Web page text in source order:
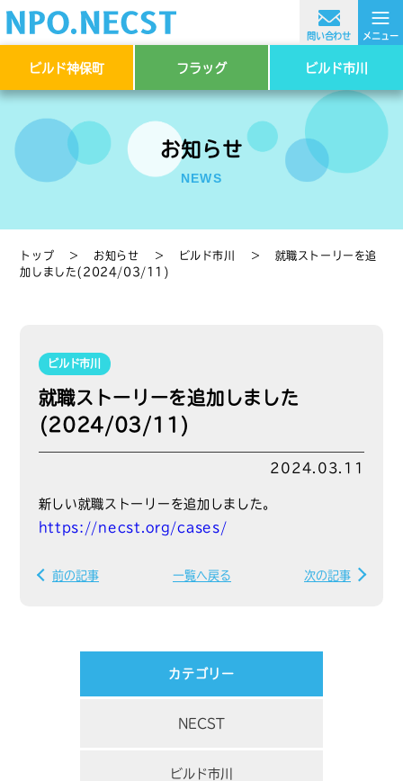
≡
メニュー
問い合わせ
ビルド神保町 フラッグ ビルド市川
お知らせ
NEWS
トップ ＞ お知らせ ＞ ビルド市川 ＞ 就職ストーリーを追
加しました(2024/03/11)
ビルド市川
就職ストーリーを追加しました
(2024/03/11)
2024.03.11
新しい就職ストーリーを追加しました。
https://necst.org/cases/
前の記事 一覧へ戻る 次の記事
カテゴリー
NECST
ビルド市川